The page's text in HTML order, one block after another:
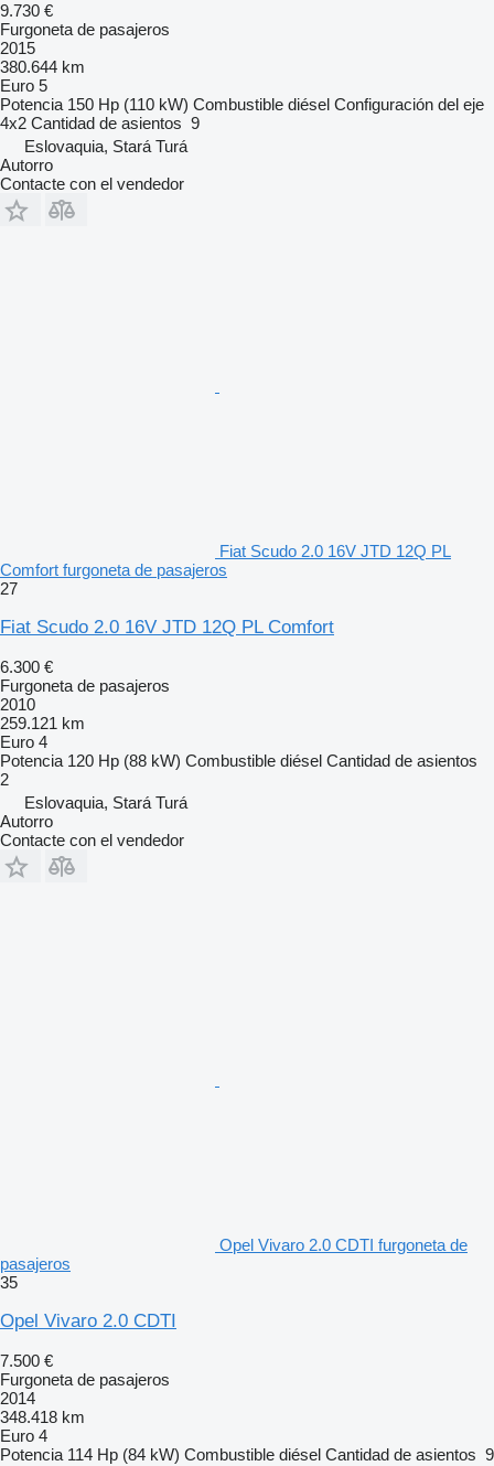
9.730 €
Furgoneta de pasajeros
2015
380.644 km
Euro 5
Potencia 150 Hp (110 kW) Combustible diésel Configuración del eje
4x2 Cantidad de asientos 9
Eslovaquia, Stará Turá
Autorro
Contacte con el vendedor
Fiat Scudo 2.0 16V JTD 12Q PL
Comfort furgoneta de pasajeros
27
Fiat Scudo 2.0 16V JTD 12Q PL Comfort
6.300 €
Furgoneta de pasajeros
2010
259.121 km
Euro 4
Potencia 120 Hp (88 kW) Combustible diésel Cantidad de asientos
2
Eslovaquia, Stará Turá
Autorro
Contacte con el vendedor
Opel Vivaro 2.0 CDTI furgoneta de
pasajeros
35
Opel Vivaro 2.0 CDTI
7.500 €
Furgoneta de pasajeros
2014
348.418 km
Euro 4
Potencia 114 Hp (84 kW) Combustible diésel Cantidad de asientos 9